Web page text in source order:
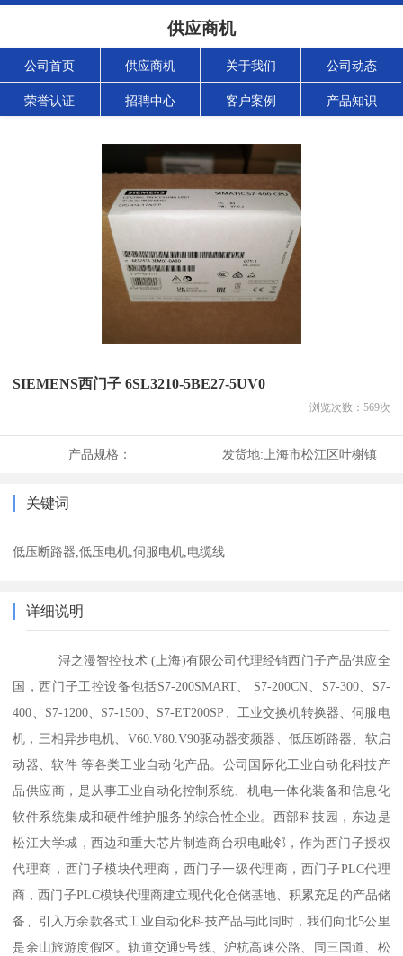
供应商机
公司首页 供应商机 关于我们 公司动态
荣誉认证 招聘中心 客户案例 产品知识
SIEMENS西门子 6SL3210-5BE27-5UV0
浏览次数： 569次
产品规格： 发货地: 上海市松江区叶榭镇
关键词
低压断路器,低压电机,伺服电机,电缆线
详细说明
浔之漫智控技术 (上海)有限公司代理经销西门子产品供应全
国，西门子工控设备包括S7-200SMART、 S7-200CN、S7-300、S7-
400、S7-1200、S7-1500、S7-ET200SP、工业交换机转换器、伺服电
机，三相异步电机、V60.V80.V90驱动器变频器、低压断路器、软启
动器、软件 等各类工业自动化产品。公司国际化工业自动化科技产
品供应商，是从事工业自动化控制系统、机电一体化装备和信息化
软件系统集成和硬件维护服务的综合性企业。西部科技园，东边是
松江大学城，西边和重大芯片制造商台积电毗邻，作为西门子授权
代理商，西门子模块代理商，西门子一级代理商，西门子PLC代理
商，西门子PLC模块代理商建立现代化仓储基地、积累充足的产品储
备、引入万余款各式工业自动化科技产品与此同时，我们向北5公里
是余山旅游度假区。轨道交通9号线、沪杭高速公路、同三国道、松